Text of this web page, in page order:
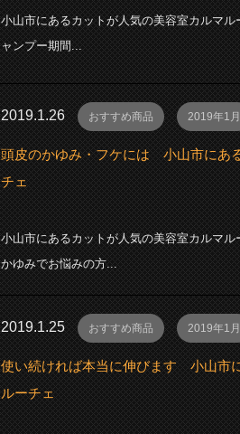
小山市にあるカットが人気の美容室カルマ
ャンプー期間...
2019.1.26 おすすめ商品 2019年1月
頭皮のかゆみ・フケには 小山市にあ
チェ
小山市にあるカットが人気の美容室カルマ
かゆみでお悩みの方...
2019.1.25 おすすめ商品 2019年1月
使い続ければ本当に伸びます 小山市
ルーチェ